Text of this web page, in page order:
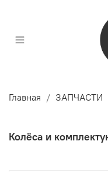
Главная ЗАПЧАСТИ
Колёса и